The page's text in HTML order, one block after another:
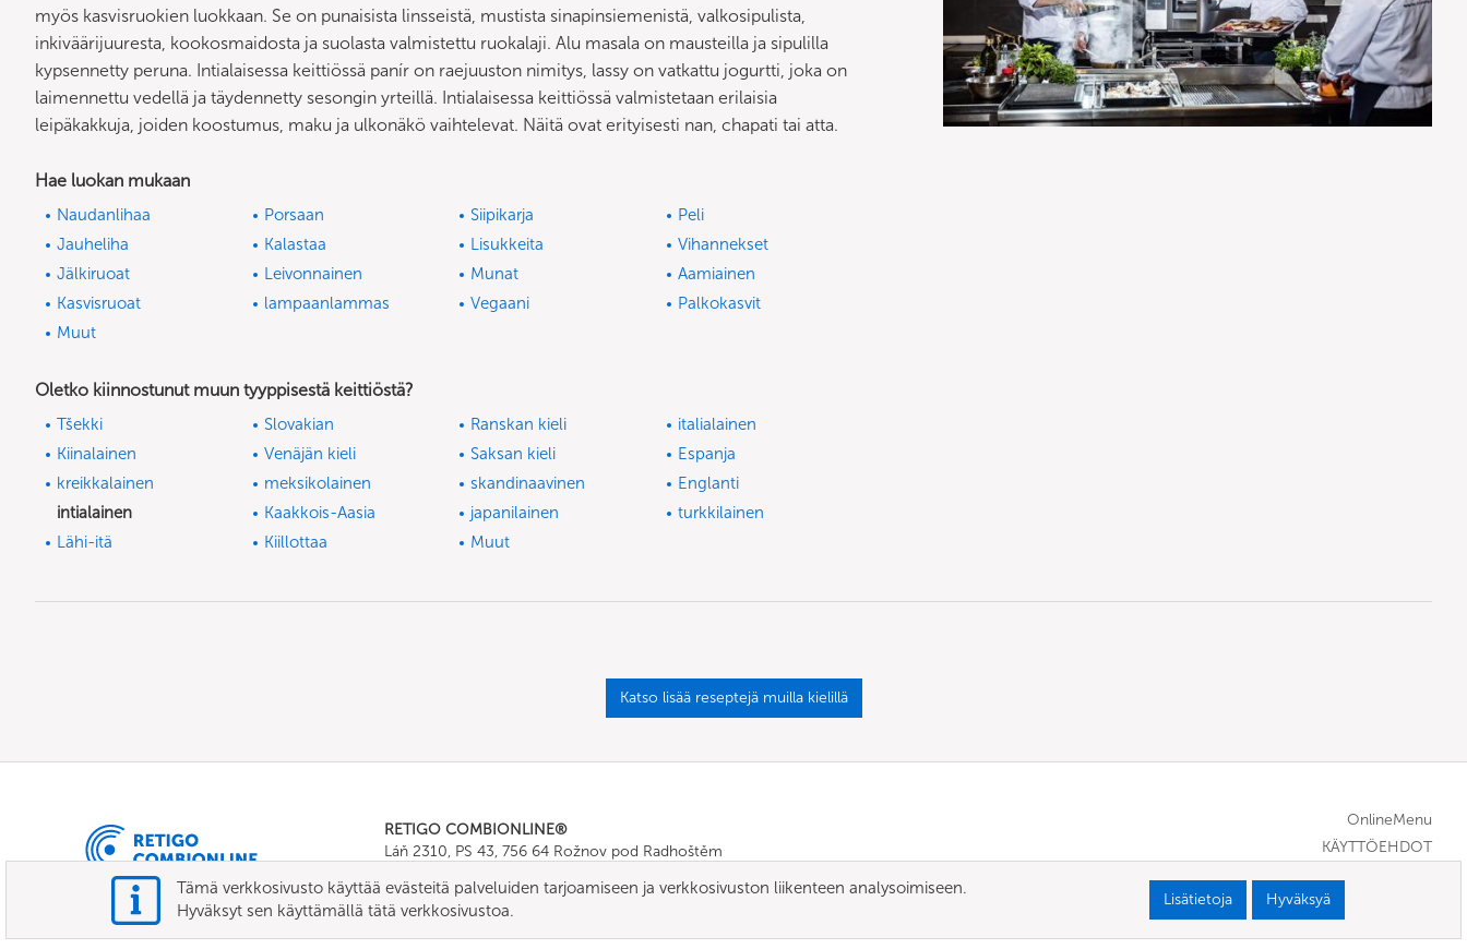
myös kasvisruokien luokkaan. Se on punaisista linsseistä, mustista sinapinsiemenistä, valkosipulista,
inkiväärijuuresta, kookosmaidosta ja suolasta valmistettu ruokalaji. Alu masala on mausteilla ja sipulilla
kypsennetty peruna. Intialaisessa keittiössä panír on raejuuston nimitys, lassy on vatkattu jogurtti, joka on
laimennettu vedellä ja täydennetty sesongin yrteillä. Intialaisessa keittiössä valmistetaan erilaisia
leipäkakkuja, joiden koostumus, maku ja ulkonäkö vaihtelevat. Näitä ovat erityisesti nan, chapati tai atta.
Hae luokan mukaan
Naudanlihaa Porsaan Siipikarja
Peli
Jauheliha
Kalastaa Lisukkeita
Vihannekset
Jälkiruoat
Leivonnainen Munat
Aamiainen
Kasvisruoat
lampaanlammas Vegaani
Palkokasvit
Muut
Oletko kiinnostunut muun tyyppisestä keittiöstä?
Tšekki Slovakian Ranskan kieli
italialainen
Kiinalainen
Venäjän kieli Saksan kieli
Espanja
kreikkalainen
meksikolainen skandinaavinen
Englanti
intialainen
Kaakkois-Aasia japanilainen
turkkilainen
Lähi-itä
Kiillottaa Muut
Katso lisää reseptejä muilla kielillä
RETIGO COMBIONLINE®
Láň 2310, PS 43, 756 64 Rožnov pod Radhoštěm
E-mail:info@combionline.com
OnlineMenu
KÄYTTÖEHDOT
Tämä verkkosivusto käyttää evästeitä palveluiden tarjoamiseen ja verkkosivuston liikenteen analysoimiseen.
Hyväksyt sen käyttämällä tätä verkkosivustoa.
Lisätietoja Hyväksyä